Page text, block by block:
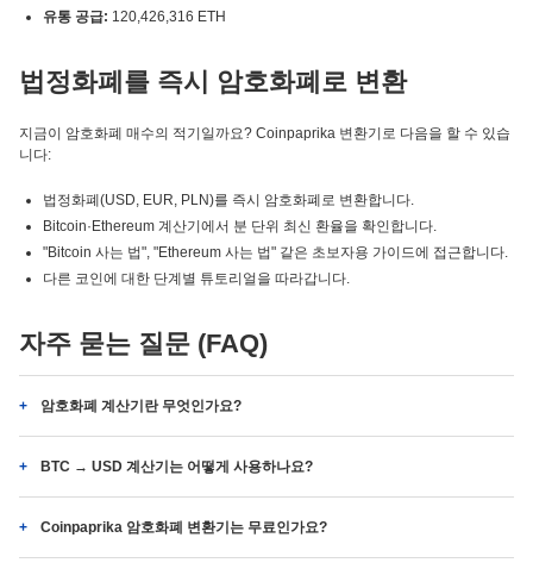
유통 공급: 120,426,316 ETH
법정화폐를 즉시 암호화폐로 변환
지금이 암호화폐 매수의 적기일까요? Coinpaprika 변환기로 다음을 할 수 있습
니다:
법정화폐(USD, EUR, PLN)를 즉시 암호화폐로 변환합니다.
Bitcoin·Ethereum 계산기에서 분 단위 최신 환율을 확인합니다.
"Bitcoin 사는 법", "Ethereum 사는 법" 같은 초보자용 가이드에 접근합니다.
다른 코인에 대한 단계별 튜토리얼을 따라갑니다.
자주 묻는 질문 (FAQ)
암호화폐 계산기란 무엇인가요?
BTC → USD 계산기는 어떻게 사용하나요?
Coinpaprika 암호화폐 변환기는 무료인가요?